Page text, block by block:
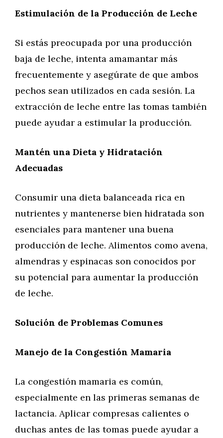
Estimulación de la Producción de Leche
Si estás preocupada por una producción
baja de leche, intenta amamantar más
frecuentemente y asegúrate de que ambos
pechos sean utilizados en cada sesión. La
extracción de leche entre las tomas también
puede ayudar a estimular la producción.
Mantén una Dieta y Hidratación
Adecuadas
Consumir una dieta balanceada rica en
nutrientes y mantenerse bien hidratada son
esenciales para mantener una buena
producción de leche. Alimentos como avena,
almendras y espinacas son conocidos por
su potencial para aumentar la producción
de leche.
Solución de Problemas Comunes
Manejo de la Congestión Mamaria
La congestión mamaria es común,
especialmente en las primeras semanas de
lactancia. Aplicar compresas calientes o
duchas antes de las tomas puede ayudar a